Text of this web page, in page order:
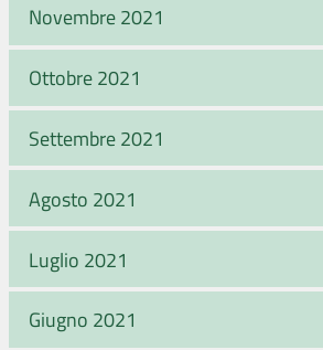
Novembre 2021
Ottobre 2021
Settembre 2021
Agosto 2021
Luglio 2021
Giugno 2021